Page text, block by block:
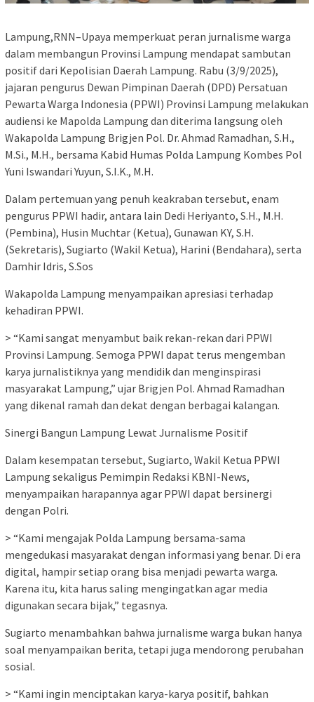
Lampung,RNN–Upaya memperkuat peran jurnalisme warga
dalam membangun Provinsi Lampung mendapat sambutan
positif dari Kepolisian Daerah Lampung. Rabu (3/9/2025),
jajaran pengurus Dewan Pimpinan Daerah (DPD) Persatuan
Pewarta Warga Indonesia (PPWI) Provinsi Lampung melakukan
audiensi ke Mapolda Lampung dan diterima langsung oleh
Wakapolda Lampung Brigjen Pol. Dr. Ahmad Ramadhan, S.H.,
M.Si., M.H., bersama Kabid Humas Polda Lampung Kombes Pol
Yuni Iswandari Yuyun, S.I.K., M.H.
Dalam pertemuan yang penuh keakraban tersebut, enam
pengurus PPWI hadir, antara lain Dedi Heriyanto, S.H., M.H.
(Pembina), Husin Muchtar (Ketua), Gunawan KY, S.H.
(Sekretaris), Sugiarto (Wakil Ketua), Harini (Bendahara), serta
Damhir Idris, S.Sos
Wakapolda Lampung menyampaikan apresiasi terhadap
kehadiran PPWI.
> “Kami sangat menyambut baik rekan-rekan dari PPWI
Provinsi Lampung. Semoga PPWI dapat terus mengemban
karya jurnalistiknya yang mendidik dan menginspirasi
masyarakat Lampung,” ujar Brigjen Pol. Ahmad Ramadhan
yang dikenal ramah dan dekat dengan berbagai kalangan.
Sinergi Bangun Lampung Lewat Jurnalisme Positif
Dalam kesempatan tersebut, Sugiarto, Wakil Ketua PPWI
Lampung sekaligus Pemimpin Redaksi KBNI-News,
menyampaikan harapannya agar PPWI dapat bersinergi
dengan Polri.
> “Kami mengajak Polda Lampung bersama-sama
mengedukasi masyarakat dengan informasi yang benar. Di era
digital, hampir setiap orang bisa menjadi pewarta warga.
Karena itu, kita harus saling mengingatkan agar media
digunakan secara bijak,” tegasnya.
Sugiarto menambahkan bahwa jurnalisme warga bukan hanya
soal menyampaikan berita, tetapi juga mendorong perubahan
sosial.
> “Kami ingin menciptakan karya-karya positif, bahkan